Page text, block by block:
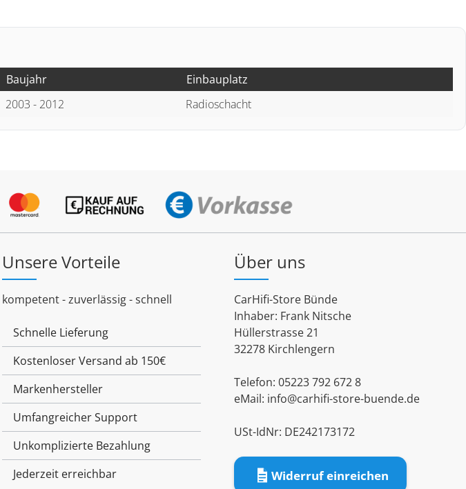
Baujahr
Einbauplatz
2003 - 2012 Radioschacht
Unsere Vorteile
kompetent - zuverlässig - schnell
Schnelle Lieferung
Kostenloser Versand ab 150€
Markenhersteller
Umfangreicher Support
Unkomplizierte Bezahlung
Jederzeit erreichbar
Über uns
CarHifi-Store Bünde
Inhaber: Frank Nitsche
Hüllerstrasse 21
32278 Kirchlengern
Telefon: 05223 792 672 8
eMail: info@carhifi-store-buende.de
USt-IdNr: DE242173172
Widerruf einreichen